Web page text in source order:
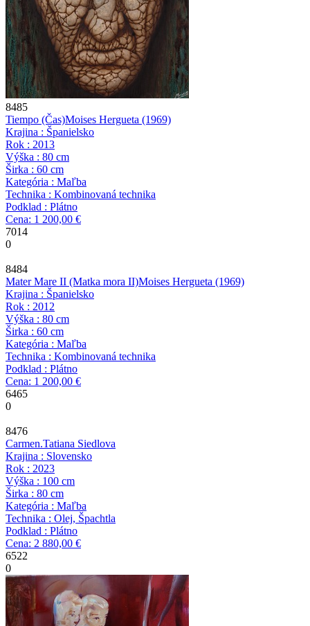
8485
Tiempo (Čas)Moises Hergueta (1969)
Krajina : Španielsko
Rok : 2013
Výška : 80 cm
Širka : 60 cm
Kategória : Maľba
Technika : Kombinovaná technika
Podklad : Plátno
Cena: 1 200,00 €
7014
0
8484
Mater Mare II (Matka mora II)Moises Hergueta (1969)
Krajina : Španielsko
Rok : 2012
Výška : 80 cm
Širka : 60 cm
Kategória : Maľba
Technika : Kombinovaná technika
Podklad : Plátno
Cena: 1 200,00 €
6465
0
8476
Carmen.Tatiana Siedlova
Krajina : Slovensko
Rok : 2023
Výška : 100 cm
Širka : 80 cm
Kategória : Maľba
Technika : Olej, Špachtla
Podklad : Plátno
Cena: 2 880,00 €
6522
0